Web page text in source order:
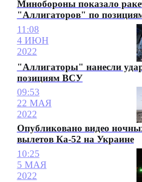
Минобороны показало
"Аллигаторов" по
11:08
4 ИЮН
2022
"Аллигаторы" нанесли
позициям ВСУ
09:53
22 МАЯ
2022
Опубликовано видео
вылетов Ка-52 на Украине
10:25
5 МАЯ
2022